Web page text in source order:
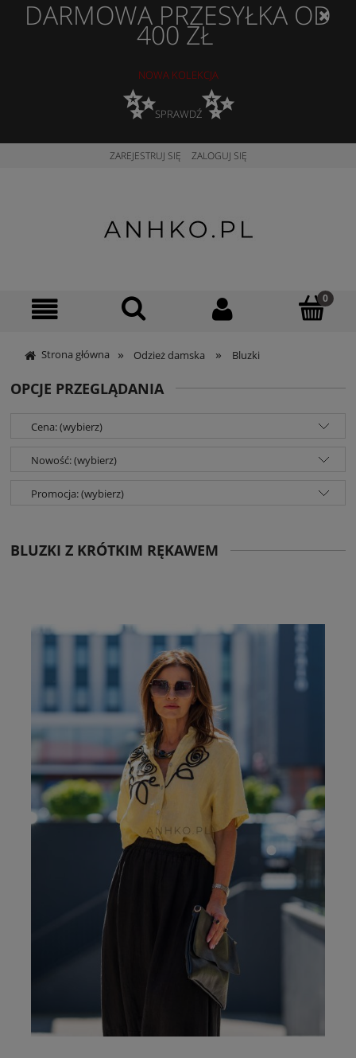
DARMOWA PRZESYŁKA OD
400 ZŁ
NOWA KOLEKCJA
✨SPRAWDŹ✨
ZAREJESTRUJ SIĘ ZALOGUJ SIĘ
Strona główna » Odzież damska » Bluzki
OPCJE PRZEGLĄDANIA
Cena: (wybierz)
Nowość: (wybierz)
Promocja: (wybierz)
BLUZKI Z KRÓTKIM RĘKAWEM